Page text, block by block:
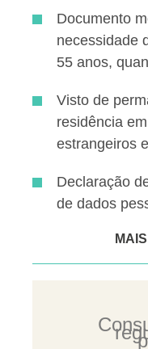
Documento
necessidade
55 anos,
Visto de
residência
estrangeiros
Declaração
de dados